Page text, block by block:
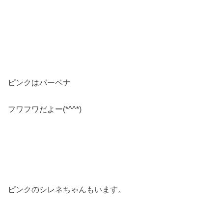
ピンクはバーベナ
フワフワだよー(*^^*)
ピンクのシレネちゃんもいます。